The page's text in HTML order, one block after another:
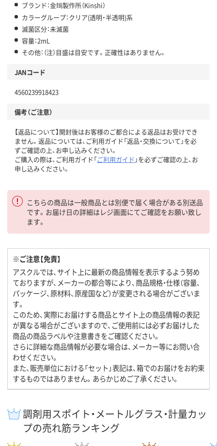
ブランド：金鵄製作所（Kinshi）
カラーグループ：クリア(透明・半透明)系
滅菌区分：未滅菌
容量：2mL
その他：（注）目盛は目安です。正確性はありません。
JANコード
4560239918423
備考（ご注意）
【返品について】開封後はお客様のご都合による返品はお受けでき
ません。返品については、ご利用ガイド「返品・交換について」を必
ずご確認の上、お申し込みください。
ご購入の際は、ご利用ガイド「ご利用ガイド 」を必ずご確認の上、お
申し込みください。
こちらの商品は一般商品とは別便で届く場合がある別送品
です。お届け日の詳細はレジ画面にてご確認をお願い致し
ます。
※ご注意【免責】
アスクルでは、サイト上に最新の商品情報を表示するよう努め
ておりますが、メーカーの都合等により、商品規格・仕様（容量、
パッケージ、原材料、原産国など）が変更される場合がございま
す。
このため、実際にお届けする商品とサイト上の商品情報の表記
が異なる場合がございますので、ご使用前には必ずお届けした
商品の商品ラベルや注意書きをご確認ください。
さらに詳細な商品情報が必要な場合は、メーカー等にお問い合
わせください。
また、販売単位における「セット」表記は、箱でのお届けをお約束
するものではありません。あらかじめご了承ください。
調剤用スポイト・メートルグラス・計量カッ
プの売れ筋ランキング